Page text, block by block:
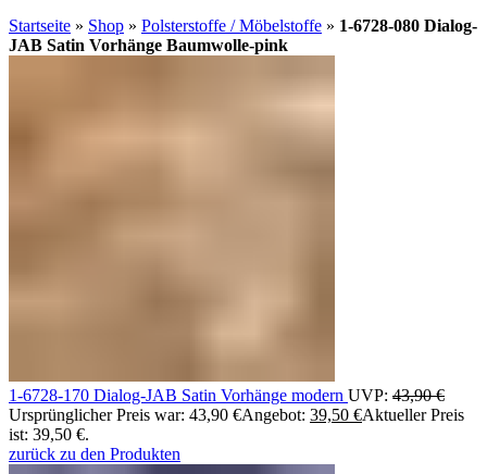
Startseite » Shop » Polsterstoffe / Möbelstoffe » 1-6728-080 Dialog-
JAB Satin Vorhänge Baumwolle-pink
1-6728-170 Dialog-JAB Satin Vorhänge modern UVP: 43,90€
Ursprünglicher Preis war: 43,90 €Angebot: 39,50 €Aktueller Preis
ist: 39,50 €.
zurück zu den Produkten